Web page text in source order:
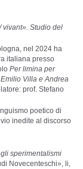
vivant». Studio del
nel 2024 ha
italiana presso
Per limina per
Villa e Andrea
prof. Stefano
poetico di
inedite al discorso
sperimentalismi
Novecenteschi», li,